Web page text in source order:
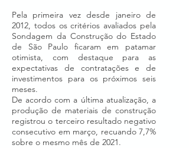
Pela primeira vez desde janeiro de
2012, todos os critérios avaliados pela
Sondagem da Construção do Estado
de São Paulo ficaram em patamar
otimista, com destaque para as
expectativas de contratações e de
investimentos para os próximos seis
meses.
De acordo com a última atualização, a
produção de materiais de construção
registrou o terceiro resultado negativo
consecutivo em março, recuando 7,7%
sobre o mesmo mês de 2021.